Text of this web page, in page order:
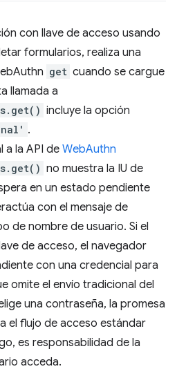
con llave de acceso usando
formularios, realiza una
get cuando se cargue
llamada a
incluye la opción
.
a la API de WebAuthn
no muestra la IU de
en un estado pendiente
con el mensaje de
de nombre de usuario. Si el
de acceso, el navegador
con una credencial para
omite el envío tradicional del
una contraseña, la promesa
el flujo de acceso estándar
es responsabilidad de la
acceda.